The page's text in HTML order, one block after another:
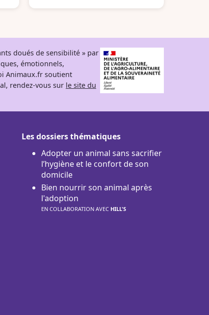
doués de sensibilité » par
émotionnels,
Animaux.fr soutient
rendez-vous sur le site du
Les dossiers thématiques
Adopter un animal sans sacrifier
l’hygiène et le confort de son
domicile
Bien nourrir son animal après
l'adoption
EN COLLABORATION AVEC HILL'S